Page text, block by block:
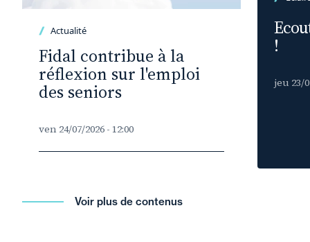
Actualité
Fidal contribue à la
réflexion sur l'emploi
des seniors
ven 24/07/2026 - 12:00
!
jeu 23/
Voir plus de contenus